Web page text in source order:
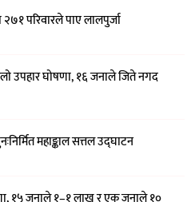
२७१ परिवारले पाए लालपुर्जा
उपहार घोषणा, १६ जनाले जिते नगद
महाङ्काल सत्तल उद्घाटन